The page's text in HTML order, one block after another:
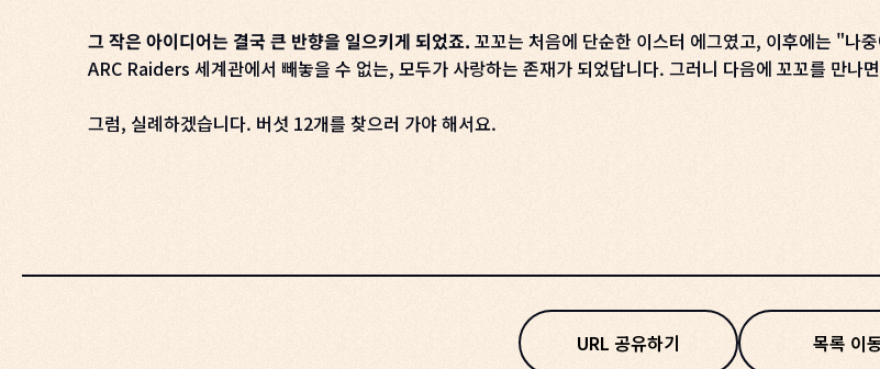
그 작은 아이디어는 결국 큰 반향을 일으키게 되었죠. 꼬꼬는 처음에 단순한 이스터 에그였고, 이후에는 "나
ARC Raiders 세계관에서 빼놓을 수 없는, 모두가 사랑하는 존재가 되었답니다. 그러니 다음에 꼬꼬를 만나
그럼, 실례하겠습니다. 버섯 12개를 찾으러 가야 해서요.
URL 공유하기 목록 이